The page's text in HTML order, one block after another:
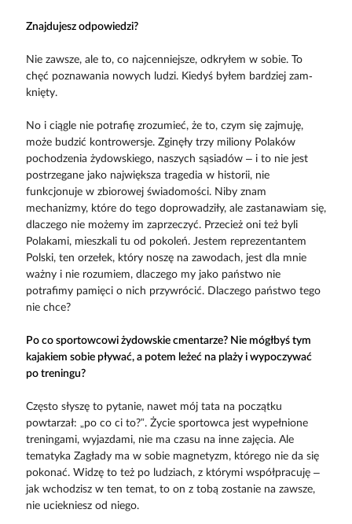
Znajdujesz odpowiedzi?
Nie zawsze, ale to, co najcenniejsze, odkryłem w sobie. To
chęć poznawania nowych ludzi. Kiedyś byłem bardziej zam­
knięty.
No i ciągle nie potrafię zrozumieć, że to, czym się zajmuję,
może budzić kontrowersje. Zginęły trzy miliony Polaków
pochodzenia żydowskiego, naszych sąsiadów – i to nie jest
postrzegane jako największa tragedia w historii, nie
funkcjonuje w zbiorowej świadomości. Niby znam
mechanizmy, które do tego doprowadziły, ale zastanawiam się,
dlaczego nie możemy im zaprzeczyć. Przecież oni też byli
Polakami, mieszkali tu od pokoleń. Jestem reprezentantem
Polski, ten orzełek, który noszę na zawodach, jest dla mnie
ważny i nie rozumiem, dlaczego my jako państwo nie
potrafimy pamięci o nich przywrócić. Dlaczego państwo tego
nie chce?
Po co sportowcowi żydowskie cmentarze? Nie mógłbyś tym
kajakiem sobie pływać, a potem leżeć na plaży i wypoczywać
po treningu?
Często słyszę to pytanie, nawet mój tata na początku
powtarzał: „po co ci to?”. Życie sportowca jest wypełnione
treningami, wyjazdami, nie ma czasu na inne zajęcia. Ale
tematyka Zagłady ma w sobie magnetyzm, którego nie da się
pokonać. Widzę to też po ludziach, z którymi współpracuję –
jak wchodzisz w ten temat, to on z tobą zostanie na zawsze,
nie uciekniesz od niego.